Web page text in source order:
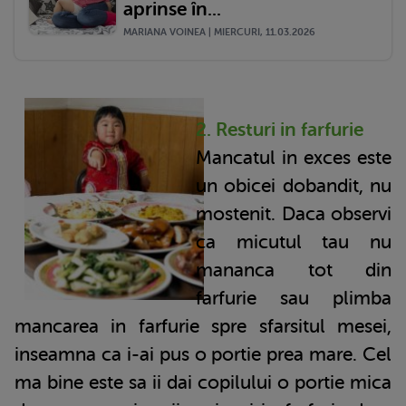
aprinse în...
MARIANA VOINEA | MIERCURI, 11.03.2026
2. Resturi in farfurie
Mancatul in exces este
un obicei dobandit, nu
mostenit. Daca observi
ca micutul tau nu
mananca tot din
farfurie sau plimba
mancarea in farfurie spre sfarsitul mesei,
inseamna ca i-ai pus o portie prea mare. Cel
ma bine este sa ii dai copilului o portie mica